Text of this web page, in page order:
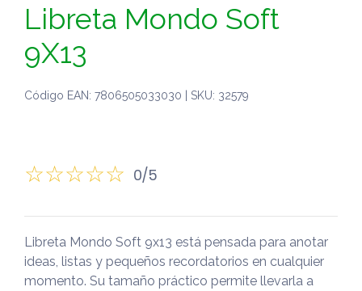
Libreta Mondo Soft
9X13
Código EAN: 7806505033030 | SKU: 32579
0/5
Libreta Mondo Soft 9x13 está pensada para anotar
ideas, listas y pequeños recordatorios en cualquier
momento. Su tamaño práctico permite llevarla a